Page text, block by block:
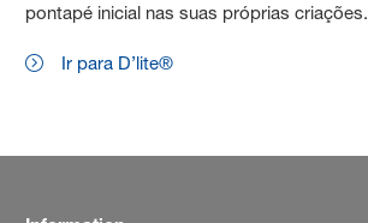
pontapé inicial nas suas próprias criações.
Ir para D’lite®